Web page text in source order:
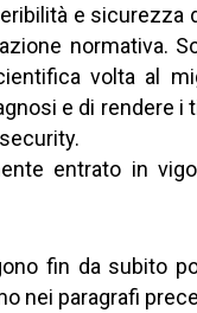
e sicurezza
normativa.
volta al
e di rendere i
entrato in
fin da subito
nei paragrafi